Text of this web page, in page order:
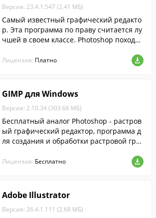
Версия: 23.4.1.547 (2.41 МБ)
Самый известный графический редакто
р. Эта программа по праву считается лу
чшей в своем классе. Photoshop походит
веб-дизайна и много другого.
Лицензия: Платно
GIMP для Windows
Версия: 2.10.34 (303.66 МБ)
Бесплатный аналог Photoshop - растров
ый графический редактор, программа д
ля создания и обработки растровой гра
векторной графикой....
Лицензия: Бесплатно
Adobe Illustrator
Версия: 26.4.1.111 (2.68 МБ)